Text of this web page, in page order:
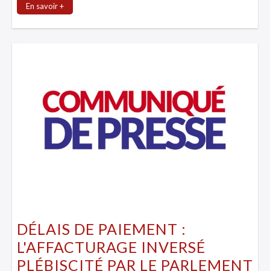
En savoir +
DÉLAIS DE PAIEMENT :
L'AFFACTURAGE INVERSÉ
PLÉBISCITÉ PAR LE PARLEMENT